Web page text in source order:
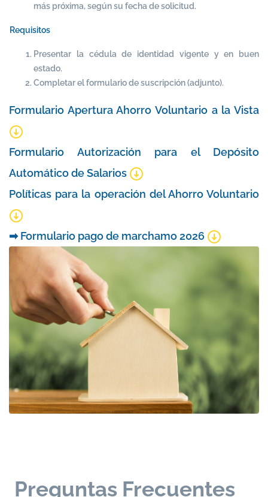
más próxima, según su fecha de solicitud.
Requisitos
Presentar la cédula de identidad vigente y en buen
estado.
Completar el formulario de suscripción (adjunto).
Formulario Apertura Ahorro Voluntario a la Vista
Formulario Autorización para el Depósito
Automático de Salarios
Políticas para la operación del Ahorro Voluntario
➡ Formulario pago de marchamo 2026
Preguntas Frecuentes